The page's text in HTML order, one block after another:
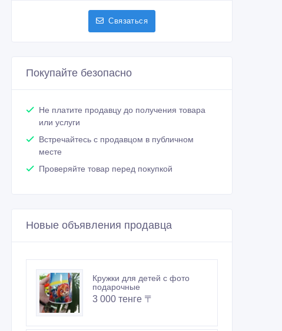
Связаться
Покупайте безопасно
Не платите продавцу до получения товара
или услуги
Встречайтесь с продавцом в публичном
месте
Проверяйте товар перед покупкой
Новые объявления продавца
Кружки для детей с фото
подарочные
3 000 тенге 〒